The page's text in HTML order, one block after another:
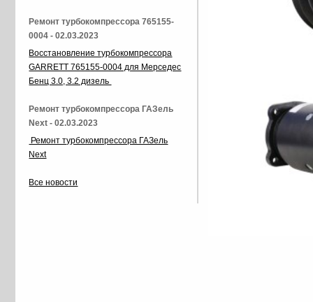
Ремонт турбокомпрессора 765155-
0004 - 02.03.2023
Восстановление турбокомпрессора
GARRETT 765155-0004 для Мерседес
Бенц 3.0, 3.2 дизель
Ремонт турбокомпрессора ГАЗель
Next - 02.03.2023
Ремонт турбокомпрессора ГАЗель
Next
Все новости